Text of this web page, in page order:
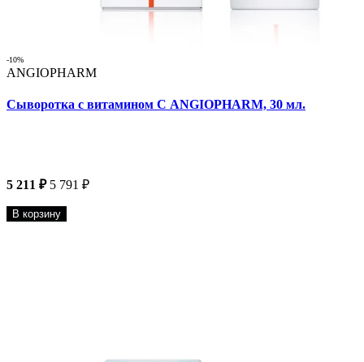
-10%
ANGIOPHARM
Сыворотка с витамином С ANGIOPHARM, 30 мл.
5 211 ₽ 5 791 ₽
В корзину